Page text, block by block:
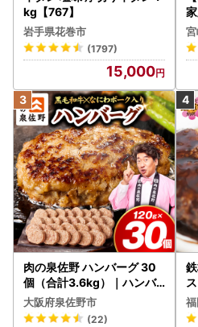
kg【767】
岩手県花巻市
(1797)
15,000
肉の泉佐野 ハンバーグ 30
個（合計3.6kg）｜ハンバ
ーグ 訳あり 黒毛和牛×なに
わポーク
大阪府泉佐野市
(22)